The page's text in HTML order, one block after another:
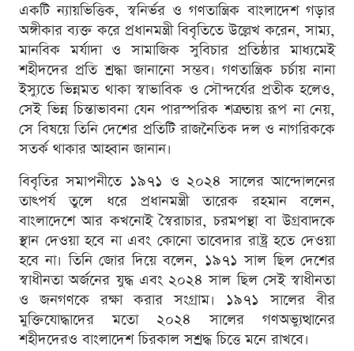
একটি ন্যায়ভিত্তিক, স্বনির্ভর ও গণতান্ত্রিক বাংলাদেশ গড়ার
অঙ্গীকার ব্যক্ত করে প্রধানমন্ত্রী বিবৃতিতে উল্লেখ করেন, সাম্য,
মানবিক মর্যাদা ও সামাজিক সুবিচার প্রতিষ্ঠার মাধ্যমেই
শহীদদের প্রতি শ্রদ্ধা জানানো সম্ভব। গণতান্ত্রিক চর্চায় নানা
ইস্যুতে ভিন্নমত থাকা স্বাভাবিক ও সৌন্দর্যের প্রতীক হলেও,
সেই ভিন্ন চিন্তাভাবনা যেন পারস্পরিক শত্রুতায় রূপ না নেয়,
সে বিষয়ে তিনি দেশের প্রতিটি রাজনৈতিক দল ও নাগরিককে
সতর্ক থাকার আহ্বান জানান।
বিবৃতির সমাপনীতে ১৯৭১ ও ২০২৪ সালের আন্দোলনের
তাৎপর্য তুলে ধরে প্রধানমন্ত্রী তারেক রহমান বলেন,
বাংলাদেশে আর কখনোই স্বৈরাচার, চরমপন্থা বা উগ্রবাদকে
স্থান দেওয়া হবে না এবং কোনো তাবেদার রাষ্ট্র হতে দেওয়া
হবে না। তিনি জোর দিয়ে বলেন, ১৯৭১ সাল ছিল দেশের
স্বাধীনতা অর্জনের যুদ্ধ এবং ২০২৪ সাল ছিল সেই স্বাধীনতা
ও জনগণকে রক্ষা করার সংগ্রাম। ১৯৭১ সালের বীর
মুক্তিযোদ্ধাদের মতো ২০২৪ সালের গণঅভ্যুত্থানের
শহীদদেরও বাংলাদেশ চিরকাল সশ্রদ্ধ চিত্তে মনে রাখবে।